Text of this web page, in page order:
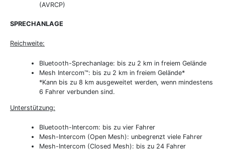
(AVRCP)
SPRECHANLAGE
Reichweite:
Bluetooth-Sprechanlage: bis zu 2 km in freiem Gelände
Mesh Intercom™: bis zu 2 km in freiem Gelände*
*Kann bis zu 8 km ausgeweitet werden, wenn mindestens
6 Fahrer verbunden sind.
Unterstützung:
Bluetooth-Intercom: bis zu vier Fahrer
Mesh-Intercom (Open Mesh): unbegrenzt viele Fahrer
Mesh-Intercom (Closed Mesh): bis zu 24 Fahrer